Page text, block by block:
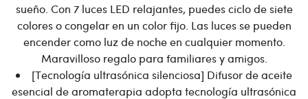
sueño. Con 7 luces LED relajantes, puedes ciclo de siete
colores o congelar en un color fijo. Las luces se pueden
encender como luz de noche en cualquier momento.
Maravilloso regalo para familiares y amigos.
[Tecnología ultrasónica silenciosa] Difusor de aceite
esencial de aromaterapia adopta tecnología ultrasónica